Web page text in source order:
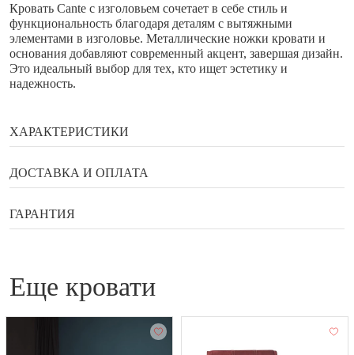
Кровать Cante с изголовьем сочетает в себе стиль и
функциональность благодаря деталям с вытяжными
элементами в изголовье. Металлические ножки кровати и
основания добавляют современный акцент, завершая дизайн.
Это идеальный выбор для тех, кто ищет эстетику и
надежность.
ХАРАКТЕРИСТИКИ
Бренд
Глубина
Сортировка (ручная)
Страна
ДОСТАВКА И ОПЛАТА
Способы оплаты
Наличными в галереи мебели Status
Оплата по QR коду
Купить в рассрочку или кредит
Яндекс Сплит и улучшенный Сплит
ГАРАНТИЯ
Гарантийный документ — договор, который выдаётся
покупателю вместе с товаром.
Гарантийное обслуживание бытовой техники
производится производителем или уполномоченным
еще кровати